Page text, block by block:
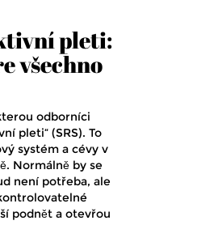
pleti:
všechno
odborníci
pleti“ (SRS). To
systém a cévy v
Normálně by se
není potřeba, ale
podnět a otevřou